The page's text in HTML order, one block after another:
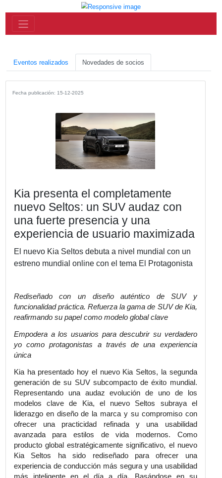
Fecha publicación: 15-12-2025
Kia presenta el completamente
nuevo Seltos: un SUV audaz
una fuerte presencia y una
El nuevo Kia Seltos debuta a nivel mundial
estreno mundial online con el tema El
funcionalidad práctica. Refuerza la gama de SUV
reafirmando su papel como modelo global clave
Empodera a los usuarios para descubrir su
yo como protagonistas a través de una
única
Kia ha presentado hoy el nuevo Kia Seltos, la
generación de su SUV subcompacto de éxito